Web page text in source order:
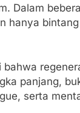
Dalam
hanya
panjang,
serta